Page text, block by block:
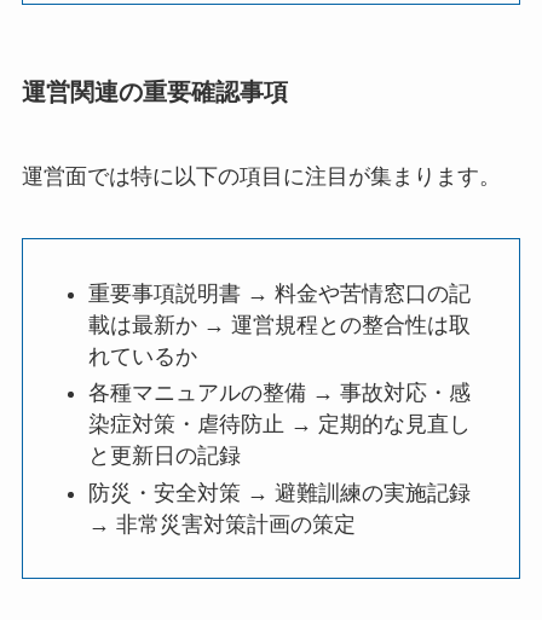
運営関連の重要確認事項
運営面では特に以下の項目に注目が集まります。
重要事項説明書 → 料金や苦情窓口の記
載は最新か → 運営規程との整合性は取
れているか
各種マニュアルの整備 → 事故対応・感
染症対策・虐待防止 → 定期的な見直し
と更新日の記録
防災・安全対策 → 避難訓練の実施記録
→ 非常災害対策計画の策定